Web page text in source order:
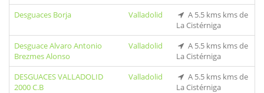
Desguaces Borja
Valladolid
A 5.5 kms kms de
La Cistérniga
Desguace Alvaro Antonio
Brezmes Alonso
Valladolid
A 5.5 kms kms de
La Cistérniga
DESGUACES VALLADOLID
2000 C.B
Valladolid
A 5.5 kms kms de
La Cistérniga